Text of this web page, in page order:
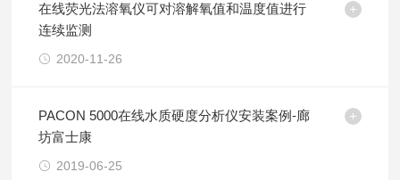
在线荧光法溶氧仪可对溶解氧值和温度值进行
连续监测
2020-11-26
PACON 5000在线水质硬度分析仪安装案例-廊
坊富士康
2019-06-25